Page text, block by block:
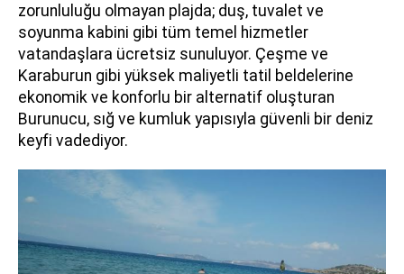
zorunluluğu olmayan plajda; duş, tuvalet ve
soyunma kabini gibi tüm temel hizmetler
vatandaşlara ücretsiz sunuluyor. Çeşme ve
Karaburun gibi yüksek maliyetli tatil beldelerine
ekonomik ve konforlu bir alternatif oluşturan
Burunucu, sığ ve kumluk yapısıyla güvenli bir deniz
keyfi vadediyor.